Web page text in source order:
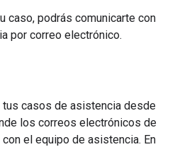
caso, podrás comunicarte con
por correo electrónico.
casos de asistencia desde
los correos electrónicos de
el equipo de asistencia. En